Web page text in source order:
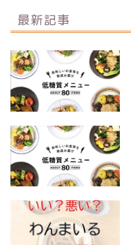
最新記事